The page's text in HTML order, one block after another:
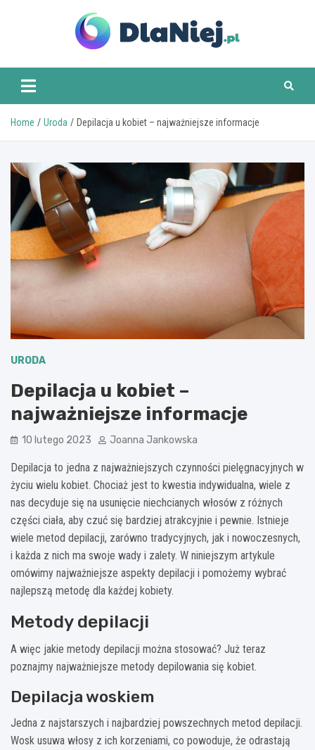
www.dlaniej.pl
Home Uroda Depilacja u kobiet – najważniejsze informacje
URODA
Depilacja u kobiet –
najważniejsze informacje
10 lutego 2023 Joanna Jankowska
Depilacja to jedna z najważniejszych czynności pielęgnacyjnych w
życiu wielu kobiet. Chociaż jest to kwestia indywidualna, wiele z
nas decyduje się na usunięcie niechcianych włosów z różnych
części ciała, aby czuć się bardziej atrakcyjnie i pewnie. Istnieje
wiele metod depilacji, zarówno tradycyjnych, jak i nowoczesnych,
i każda z nich ma swoje wady i zalety. W niniejszym artykule
omówimy najważniejsze aspekty depilacji i pomożemy wybrać
najlepszą metodę dla każdej kobiety.
Metody depilacji
A więc jakie metody depilacji można stosować? Już teraz
poznajmy najważniejsze metody depilowania się kobiet.
Depilacja woskiem
Jedna z najstarszych i najbardziej powszechnych metod depilacji.
Wosk usuwa włosy z ich korzeniami, co powoduje, że odrastają